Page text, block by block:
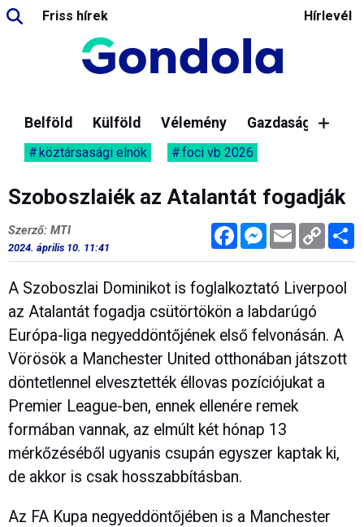
Friss hírek Hírlevél
Belföld Külföld Vélemény Gazdaság
köztársasági elnök foci vb 2026
Szoboszlaiék az Atalantát fogadják
FacebookMessenger
Email Copy
Link
Szerző: MTI
2024. április 10. 11:41
A Szoboszlai Dominikot is foglalkoztató Liverpool
az Atalantát fogadja csütörtökön a labdarúgó
Európa-liga negyeddöntőjének első felvonásán. A
Vörösök a Manchester United otthonában játszott
döntetlennel elvesztették éllovas pozíciójukat a
Premier League-ben, ennek ellenére remek
formában vannak, az elmúlt két hónap 13
mérkőzéséből ugyanis csupán egyszer kaptak ki,
de akkor is csak hosszabbításban.
Az FA Kupa negyeddöntőjében is a Manchester